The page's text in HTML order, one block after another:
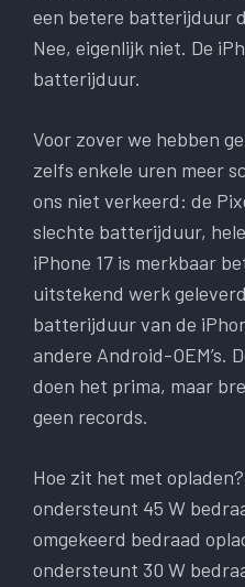
een betere batterijduur
Nee, eigenlijk niet. De
batterijduur.
Voor zover we hebben
zelfs enkele uren meer
ons niet verkeerd: de
slechte batterijduur,
iPhone 17 is merkbaar
uitstekend werk
batterijduur van de
andere Android-OEM’s.
doen het prima, maar
geen records.
Hoe zit het met opladen?
ondersteunt 45 W
omgekeerd bedraad
ondersteunt 30 W